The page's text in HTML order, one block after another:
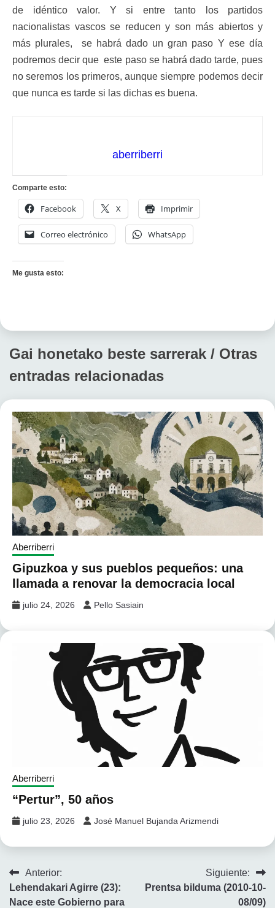
de idéntico valor. Y si entre tanto los partidos
nacionalistas vascos se reducen y son más abiertos y
más plurales, se habrá dado un gran paso Y ese día
podremos decir que este paso se habrá dado tarde, pues
no seremos los primeros, aunque siempre podemos decir
que nunca es tarde si las dichas es buena.
aberriberri
Comparte esto:
Facebook X Imprimir
Correo electrónico WhatsApp
Me gusta esto:
Gai honetako beste sarrerak / Otras
entradas relacionadas
Aberriberri
Gipuzkoa y sus pueblos pequeños: una
llamada a renovar la democracia local
julio 24, 2026 Pello Sasiain
Aberriberri
“Pertur”, 50 años
julio 23, 2026 José Manuel Bujanda Arizmendi
Navegación
de
Anterior:
Lehendakari Agirre (23):
Nace este Gobierno para
Siguiente:
Prentsa bilduma (2010-10-
08/09)